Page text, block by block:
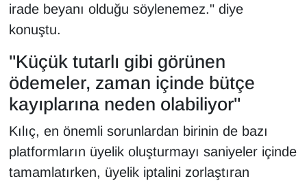
irade beyanı olduğu söylenemez." diye
konuştu.
"Küçük tutarlı gibi görünen
ödemeler, zaman içinde bütçe
kayıplarına neden olabiliyor"
Kılıç, en önemli sorunlardan birinin de bazı
platformların üyelik oluşturmayı saniyeler içinde
tamamlatırken, üyelik iptalini zorlaştıran